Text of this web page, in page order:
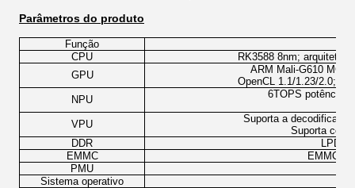
Parâmetros do produto
Função
CPU
RK3588 8nm;
GPU
ARM Mali-G610
OpenCL 1.1/1.23/2.0;
NPU
6TOPS potência
VPU
Suporta a
Suporta
DDR
EMMC
EMMC
PMU
Sistema operativo